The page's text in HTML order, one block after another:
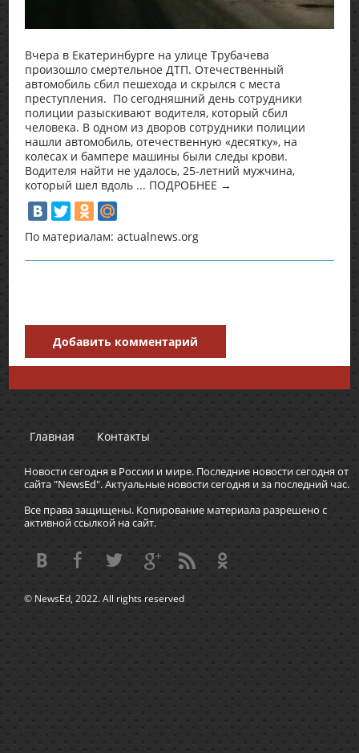
Вчера в Екатеринбурге на улице Трубачева
произошло смертельное ДТП. Отечественный
автомобиль сбил пешехода и скрылся с места
преступления. По сегодняшний день сотрудники
полиции разыскивают водителя, который сбил
человека. В одном из дворов сотрудники полиции
нашли автомобиль, отечественную «десятку», на
колесах и бампере машины были следы крови.
Водителя найти не удалось, 25-летний мужчина,
который шел вдоль ... ПОДРОБНЕЕ →
По материалам: actualnews.org
Добавить комментарий
Главная Контакты
Новости сегодня в России и мире. Последние новости сегодня от
сайта "NewsEd". Актуальные новости сегодня и за последний час.
Все права защищены. Копирование материала разрешено с
активной ссылкой на сайт.
© NewsEd, 2022. All rights reserved